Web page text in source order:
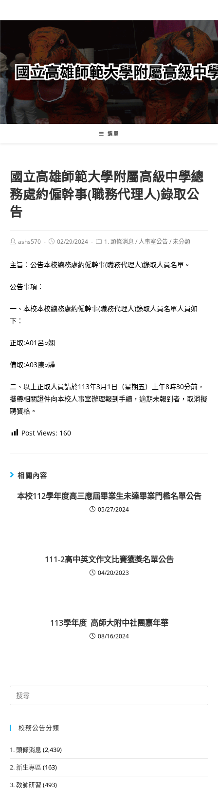
轉
要
內
容
選單
國立高雄師範大學附屬高級中學總
務處約僱幹事(職務代理人)錄取公
告
Postashs570
Post02/29/2024
Post1. 頭條消息 /人事室公告/未分類
主旨：公告本校總務處約僱幹事(職務代理人)錄取人員名單。
公告事項：
一、本校本校總務處約僱幹事(職務代理人)錄取人員名單人員如
下：
正取:A01呂○嫻
備取:A03陳○驊
二、以上正取人員請於113年3月1日（星期五）上午8時30分前，
攜帶相關證件向本校人事室辦理報到手續，逾期未報到者，取消擬
聘資格。
Post Views: 160
相關內容
本校112學年度高三應屆畢業生未達畢業門檻名單公告
05/27/2024
111-2高中英文作文比賽獲獎名單公告
04/20/2023
113學年度 高師大附中社團嘉年華
08/16/2024
Search
for:
校務公告分類
1. 頭條消息 (2,439)
2. 新生專區 (163)
3. 教師研習 (493)